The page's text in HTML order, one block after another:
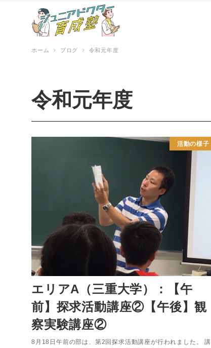
ホーム ブログ 令和元年度
令和元年度
活動の様子
エリアA（三重大学）：【午
前】探求活動講座②【午後】観
察実験講座②
8月18日午前の部は、第2回探求活動講座が行われました。 講